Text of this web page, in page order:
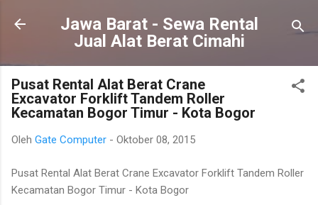
Langsung ke konten utama
Jawa Barat - Sewa Rental
Jual Alat Berat Cimahi
Pusat Rental Alat Berat Crane
Excavator Forklift Tandem Roller
Kecamatan Bogor Timur - Kota Bogor
Oleh Gate Computer - Oktober 08, 2015
Pusat Rental Alat Berat Crane Excavator Forklift Tandem Roller
Kecamatan Bogor Timur - Kota Bogor